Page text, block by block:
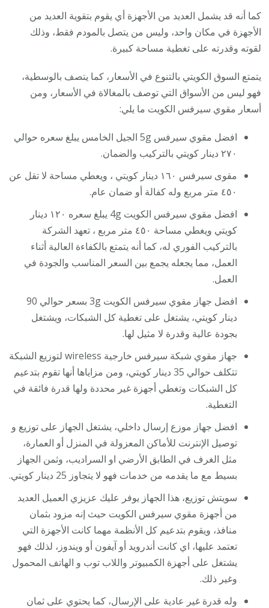
كما أنه قد يشمل العديد من الأجهزة أي يقوم بتقوية العديد من
الأجهزة في مكان واحد، وليس من يتصل بالمودم فقط، وذلك
لقوته وقدرته على تغطية مساحة كبيرة.
يتمتع السوق الكويتي بالتنوع في الأسعار، كما يتصف بالوسطية،
فهو ليس من الأسواق التي توصف بالمغالاة في الأسعار، ومن
أسعار مقوي سيرفس الكويت ما يلي:
افضل مقوي سيرفس 5g الجيل الخامس يبلغ سعره حوالي
٢٧٠ دينار كويتي بالتركيب والضمان.
مقوى سيرفس ١٦٠ دينار كويتي ، ويعطي مساحة لا تقل عن
٤٥٠ متر مربع وله كفالة أو ضمان عام.
افضل مقوي سيرفس الكويت 4g يبلغ سعره ١٢٠ دينار
كويتي ويغطي مساحة ٤٥٠ متر مربع ، تعهد الشركة
بالتركيب الفوري له، كما أنه يتمتع بالكفاءة العالية أثناء
العمل، مما يجعله يجمع بين السعر المناسب والجودة في
العمل.
افضل جهاز مقوي سيرفس الكويت 3g بسعر حوالي 90
دينار كويتي، يشتغل على تغطية كل الشبكات، ويشتغل
بجودة عالية وقدرة لا مثيل لها.
جهاز مقوي شبكة سيرفس خارجية wireless لتوزيع الشبكة
تتكلف حوالي 35 دينار كويتي، ومن مزاياها أنها تقوم بتدعيم
كل الشبكات وتغطي أجهزة غير محددة ولها قدرة فائقة في
التغطية.
افضل جهاز موزع إرسال داخلي، يشتغل الجهاز على توزيع و
توصيل الإنترنت للأماكن المعزولة في المنزل أو العمارة،
مثل الغرف في الطابق الأرضي او السراديب، وثمن الجهاز
بسيط مع ما يقدمه من خدمات فهو لا يتجاوز 25 دينار كويتي.
سويتش توزيع، هذا الجهاز يوفر عليك عزيزي العميل العديد
من أجهزة مقوي سيرفس الكويت حيث إنه مزود بثمان
منافذ، ويقوم بتدعيم كل الأنظمة مهما كانت الأجهزة التي
تعتمد عليها، اي كانت أندرويد أو آيفون أو ويندوز، لذلك فهو
يشتغل على أجهزة الكمبيوتر واللاب توب و الهاتف المحمول
وغير ذلك.
وله قدرة غير عادية على الإرسال، كما يحتوي على ثمان